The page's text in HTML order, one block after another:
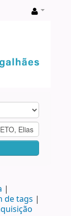
de tags